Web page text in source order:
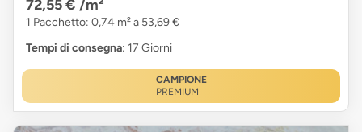
72,55 € /m²
1 Pacchetto: 0,74 m² a 53,69 €
Tempi di consegna: 17 Giorni
CAMPIONE
PREMIUM